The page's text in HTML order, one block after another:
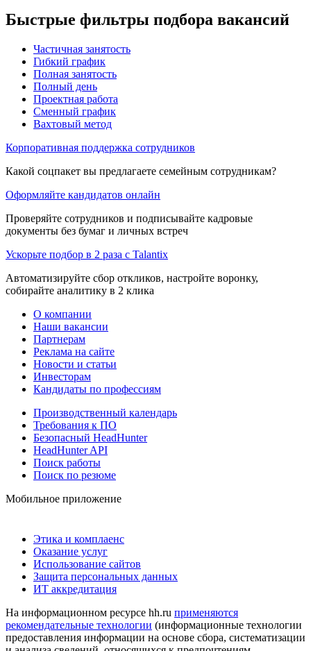
Быстрые фильтры подбора вакансий
Частичная занятость
Гибкий график
Полная занятость
Полный день
Проектная работа
Сменный график
Вахтовый метод
Корпоративная поддержка сотрудников
Какой соцпакет вы предлагаете семейным сотрудникам?
Оформляйте кандидатов онлайн
Проверяйте сотрудников и подписывайте кадровые
документы без бумаг и личных встреч
Ускорьте подбор в 2 раза с Talantix
Автоматизируйте сбор откликов, настройте воронку,
собирайте аналитику в 2 клика
О компании
Наши вакансии
Партнерам
Реклама на сайте
Новости и статьи
Инвесторам
Кандидаты по профессиям
Производственный календарь
Требования к ПО
Безопасный HeadHunter
HeadHunter API
Поиск работы
Поиск по резюме
Мобильное приложение
Этика и комплаенс
Оказание услуг
Использование сайтов
Защита персональных данных
ИТ аккредитация
На информационном ресурсе hh.ru применяются
рекомендательные технологии (информационные технологии
предоставления информации на основе сбора, систематизации